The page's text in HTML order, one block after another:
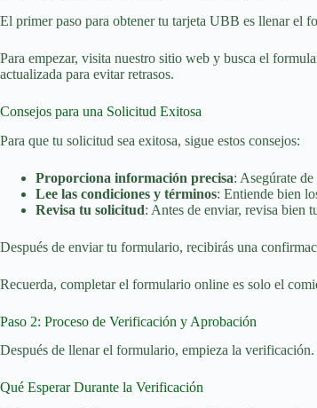
El primer paso para obtener tu tarjeta UBB es llenar el
Para empezar, visita nuestro sitio web y busca el
actualizada para evitar retrasos.
Consejos para una Solicitud Exitosa
Para que tu solicitud sea exitosa, sigue estos consejos:
Proporciona información precisa: Asegúrate
Lee las condiciones y términos: Entiende bien
Revisa tu solicitud: Antes de enviar, revisa bien
Después de enviar tu formulario, recibirás una
Recuerda, completar el formulario online es solo el
Paso 2: Proceso de Verificación y Aprobación
Después de llenar el formulario, empieza la
Qué Esperar Durante la Verificación